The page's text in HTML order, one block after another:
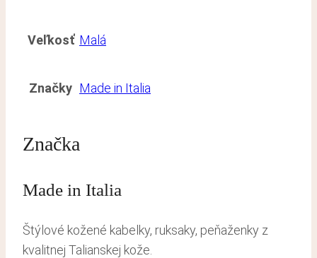
Veľkosť Malá
Značky Made in Italia
Značka
Made in Italia
Štýlové kožené kabelky, ruksaky, peňaženky z
kvalitnej Talianskej kože.